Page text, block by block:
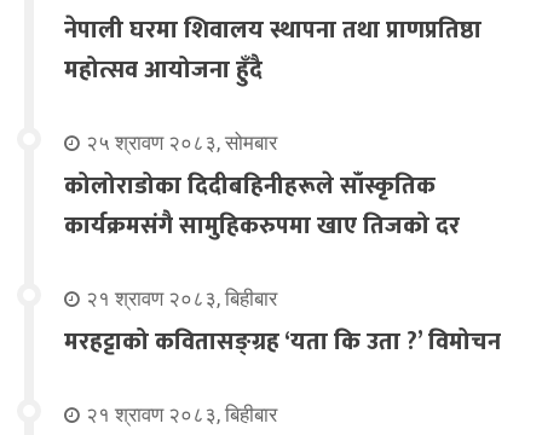
नेपाली घरमा शिवालय स्थापना तथा प्राणप्रतिष्ठा
महोत्सव आयोजना हुँदै
२५ श्रावण २०८३, सोमबार
कोलोराडोका दिदीबहिनीहरूले साँस्कृतिक
कार्यक्रमसंगै सामुहिकरुपमा खाए तिजको दर
२१ श्रावण २०८३, बिहीबार
मरहट्टाको कवितासङ्ग्रह ‘यता कि उता ?’ विमोचन
२१ श्रावण २०८३, बिहीबार